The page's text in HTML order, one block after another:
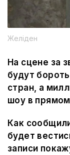
Желіден
На сцене за
будут
стран, а
шоу в
Как
будет
записи